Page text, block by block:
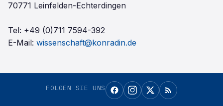
70771 Leinfelden-Echterdingen
Tel: +49 (0)711 7594-392
E-Mail: wissenschaft@konradin.de
FOLGEN SIE UNS